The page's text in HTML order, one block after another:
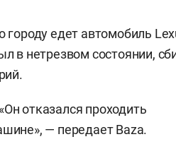
городу едет автомобиль
в нетрезвом состоянии,
отказался проходить
— передает Baza.